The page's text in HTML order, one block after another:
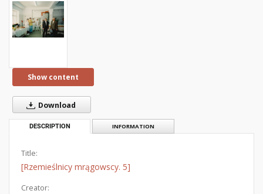
Show content
Download
DESCRIPTION INFORMATION
Title:
[Rzemieślnicy mrągowscy. 5]
Creator: